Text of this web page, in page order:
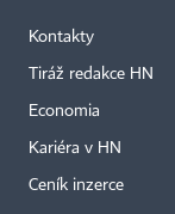
Kontakty
Tiráž redakce HN
Economia
Kariéra v HN
Ceník inzerce